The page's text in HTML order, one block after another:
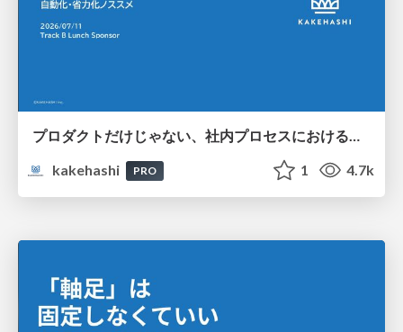
プロダクトだけじゃない、社内プロセスにおける自動化・省力化ノススメ
kakehashi
PRO 1 4.7k